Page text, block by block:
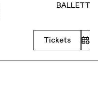
BALLETT
Tickets